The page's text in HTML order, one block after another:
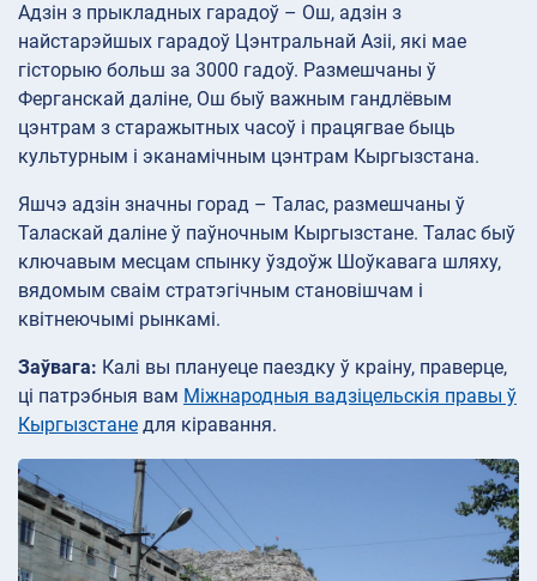
Адзін з прыкладных гарадоў – Ош, адзін з
найстарэйшых гарадоў Цэнтральнай Азіі, які мае
гісторыю больш за 3000 гадоў. Размешчаны ў
Ферганскай даліне, Ош быў важным гандлёвым
цэнтрам з старажытных часоў і працягвае быць
культурным і эканамічным цэнтрам Кыргызстана.
Яшчэ адзін значны горад – Талас, размешчаны ў
Таласкай даліне ў паўночным Кыргызстане. Талас быў
ключавым месцам спынку ўздоўж Шоўкавага шляху,
вядомым сваім стратэгічным становішчам і
квітнеючымі рынкамі.
Заўвага: Калі вы плануеце паездку ў краіну, праверце,
ці патрэбныя вам Міжнародныя вадзіцельскія правы ў
Кыргызстане для кіравання.